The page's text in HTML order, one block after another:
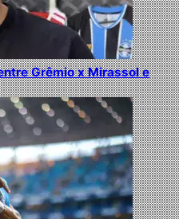
Grêmio x Mirassol e